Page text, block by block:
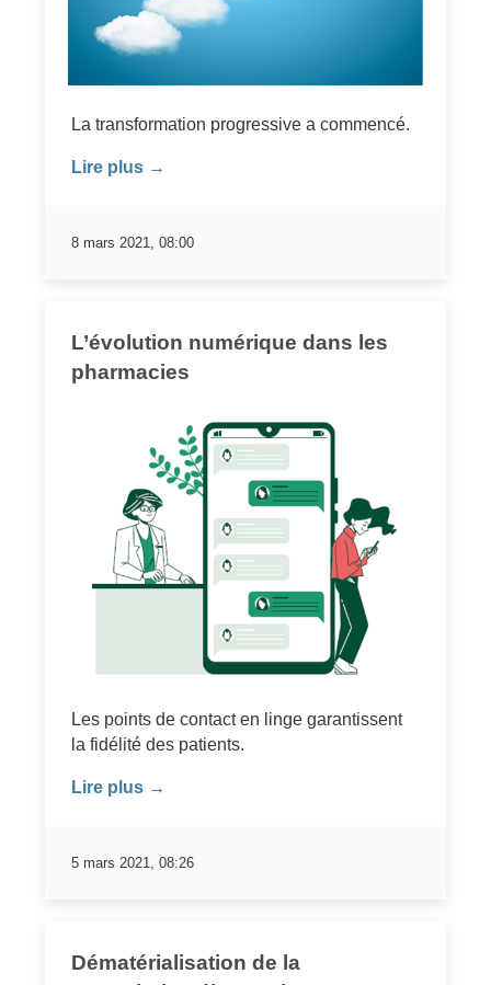
La transformation progressive a commencé.
Lire plus →
8 mars 2021, 08:00
L’évolution numérique dans les
pharmacies
Les points de contact en linge garantissent
la fidélité des patients.
Lire plus →
5 mars 2021, 08:26
Dématérialisation de la